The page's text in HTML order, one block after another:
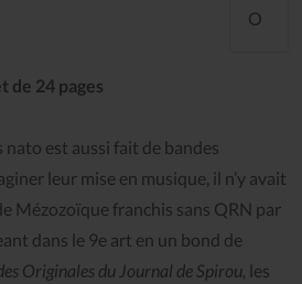
O
de 24 pages
nato est aussi fait de bandes
leur mise en musique, il n’y avait
Mézozoïque franchis sans QRN par
dans le 9e art en un bond de
Originales du Journal de Spirou, les